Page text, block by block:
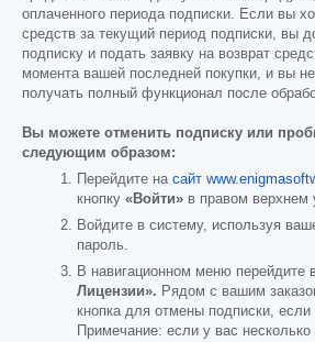
оплаченного периода подписки. Если вы
средств за текущий период подписки, вы
подписку и подать заявку на возврат
момента вашей последней покупки, и вы
получать полный функционал после
Вы можете отменить подписку или
следующим образом:
Перейдите на сайт
кнопку «Войти» в правом верхнем
Войдите в систему, используя
пароль.
В навигационном меню перейдите
Лицензии». Рядом с вашим
кнопка для отмены подписки, если
Примечание: если у вас